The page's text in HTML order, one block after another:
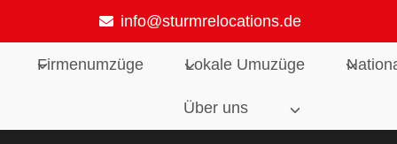
info@sturmrelocations.de
Firmenumzüge Lokale Umuzüge
Über uns